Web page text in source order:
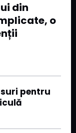
din
o
pentru